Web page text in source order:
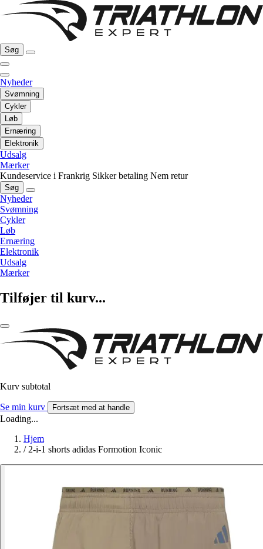
Søg
Nyheder
Svømning
Cykler
Løb
Ernæring
Elektronik
Udsalg
Mærker
Kundeservice i Frankrig Sikker betaling Nem retur
Søg
Nyheder
Svømning
Cykler
Løb
Ernæring
Elektronik
Udsalg
Mærker
Tilføjer til kurv...
Kurv subtotal
Se min kurv Fortsæt med at handle
Loading...
Hjem
/ 2-i-1 shorts adidas Formotion Iconic